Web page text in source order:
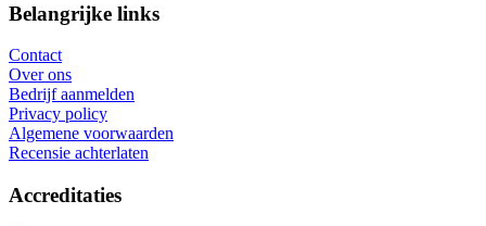
Belangrijke links
Contact
Over ons
Bedrijf aanmelden
Privacy policy
Algemene voorwaarden
Recensie achterlaten
Accreditaties